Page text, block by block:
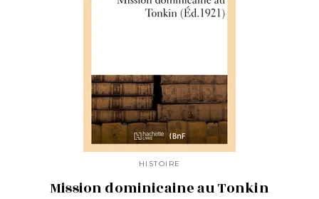
HISTOIRE
Mission dominicaine au Tonkin